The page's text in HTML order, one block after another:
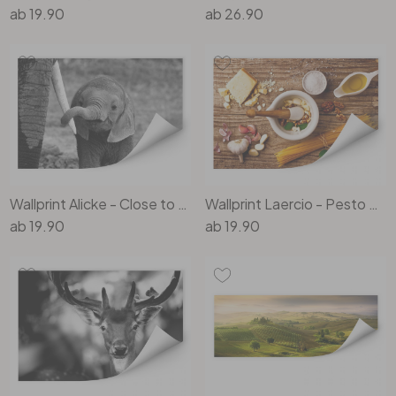
ab19.90
ab 26.90
ab19.90
ab19.90